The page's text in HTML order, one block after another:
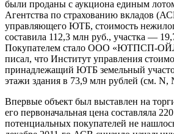
были проданы с аукциона единым
Агентства по страхованию вкладов
управляющего ЮТБ, стоимость
составила 112,3 млн руб., участка —
Покупателем стало ООО «ЮТПСП-
писал, что Институт управления
принадлежащий ЮТБ земельный
этажи здания в 73,9 млн рублей (см. N,
Впервые объект был выставлен на
его первоначальная цена составляла
потенциальных покупателей не